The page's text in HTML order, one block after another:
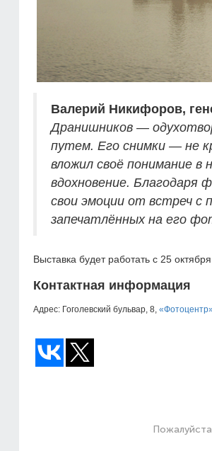
Валерий Никифоров,
Дранишников —
путем. Его снимки — не
вложил своё понимание в
вдохновение. Благодаря
свои эмоции от встреч с
запечатлённых на его
Выставка будет работать с 25
Контактная информация
Адрес: Гоголевский бульвар, 8,